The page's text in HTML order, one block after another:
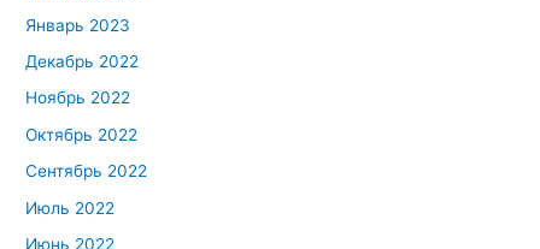
Январь 2023
Декабрь 2022
Ноябрь 2022
Октябрь 2022
Сентябрь 2022
Июль 2022
Июнь 2022